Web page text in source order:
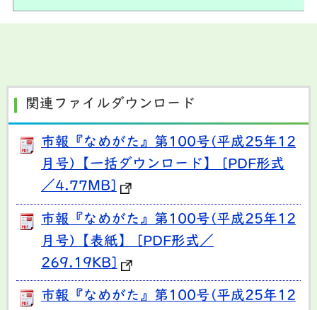
関連ファイルダウンロード
市報『なめがた』第100号(平成25年12
月号)【一括ダウンロード】 [PDF形式
／4.77MB]
市報『なめがた』第100号(平成25年12
月号)【表紙】 [PDF形式／
269.19KB]
市報『なめがた』第100号(平成25年12